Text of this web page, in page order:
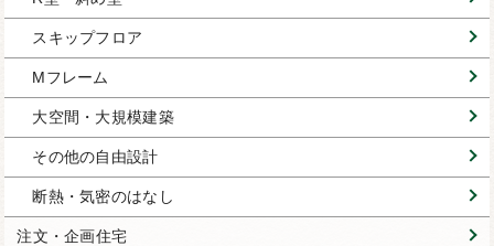
スキップフロア
Mフレーム
大空間・大規模建築
その他の自由設計
断熱・気密のはなし
注文・企画住宅